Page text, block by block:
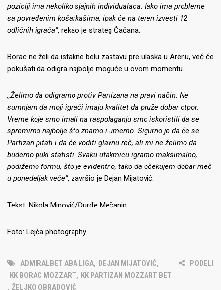
poziciji ima nekoliko sjajnih individualaca. Iako ima probleme
sa povređenim košarkašima, ipak će na teren izvesti 12
odličnih igrača”, rekao je strateg Čačana.
Borac ne želi da istakne belu zastavu pre ulaska u Arenu, već će
pokušati da odigra najbolje moguće u ovom momentu.
,,Želimo da odigramo protiv Partizana na pravi način. Ne
sumnjam da moji igrači imaju kvalitet da pruže dobar otpor.
Vreme koje smo imali na raspolaganju smo iskoristili da se
spremimo najbolje što znamo i umemo. Sigurno je da će se
Partizan pitati i da će voditi glavnu reč, ali mi ne želimo da
budemo puki statisti. Svaku utakmicu igramo maksimalno,
podižemo formu, što je evidentno, tako da očekujem dobar meč
u ponedeljak veče”, završio je Dejan Mijatović.
Tekst: Nikola Minović/Đurđe Mečanin
Foto: Lejča photography
ADMIRALBET ABA LIGA, DEJAN MIJATOVIĆ,
KK BORAC MOZZART, KK PARTIZAN MOZZART BET
, ŽELJKO OBRADOVIĆ
PODELI